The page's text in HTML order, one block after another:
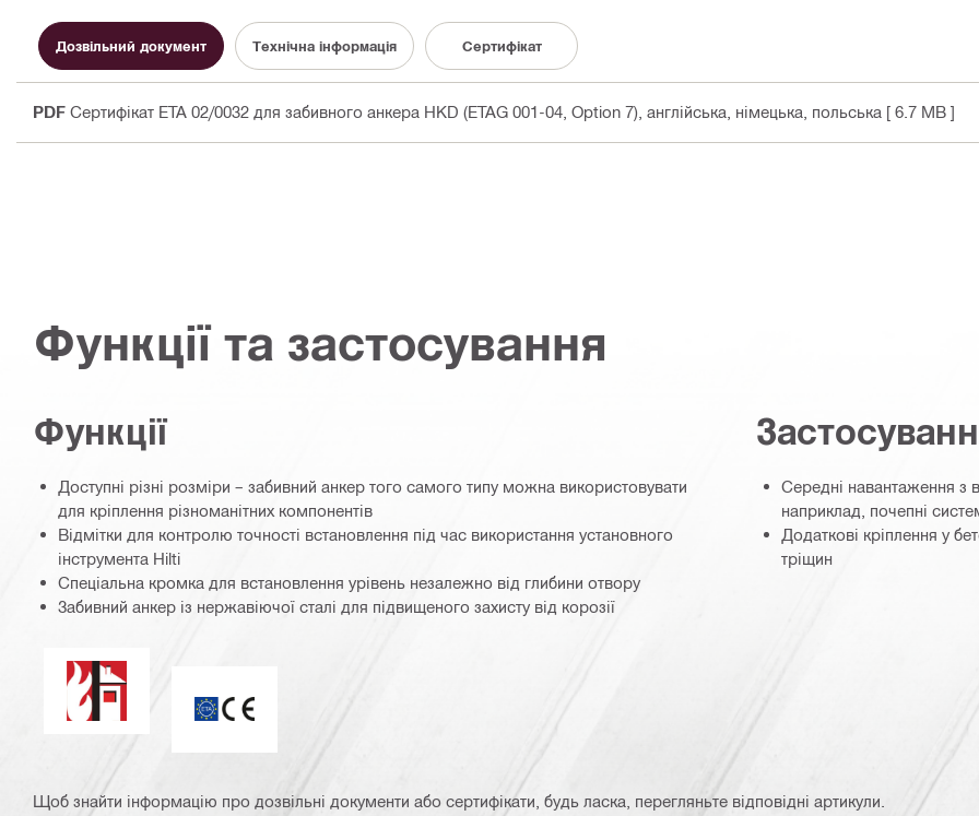
Дозвільний документ Технічна інформація Сертифікат
PDF Сертифікат ETA 02/0032 для забивного анкера HKD (ETAG 001-04, Option 7) , англійська, німецька, польська [ 6.7 MB ]
Функції та застосування
Функції
Доступні різні розміри – забивний анкер того самого типу можна використовувати
для кріплення різноманітних компонентів
Відмітки для контролю точності встановлення під час використання установного
інструмента Hilti
Спеціальна кромка для встановлення урівень незалежно від глибини отвору
Забивний анкер із нержавіючої сталі для підвищеного захисту від корозії
Вогнестійкість
Середні навантаження з
наприклад, почепні
Додаткові кріплення у
тріщин
Щоб знайти інформацію про дозвільні документи або сертифікати, будь ласка, перегляньте відповідні артикули.